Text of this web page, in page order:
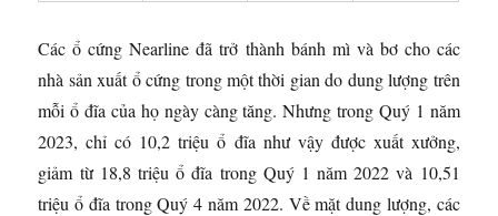
Các ổ cứng Nearline đã trở thành bánh mì và bơ cho các
nhà sản xuất ổ cứng trong một thời gian do dung lượng trên
mỗi ổ đĩa của họ ngày càng tăng. Nhưng trong Quý 1 năm
2023, chỉ có 10,2 triệu ổ đĩa như vậy được xuất xưởng,
giảm từ 18,8 triệu ổ đĩa trong Quý 1 năm 2022 và 10,51
triệu ổ đĩa trong Quý 4 năm 2022. Về mặt dung lượng, các